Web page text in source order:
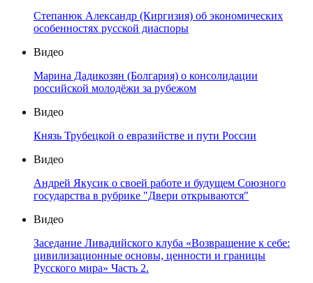
Степанюк Александр (Киргизия) об экономических
особенностях русской диаспоры
Видео
Марина Дадикозян (Болгария) о консолидации
российской молодёжи за рубежом
Видео
Князь Трубецкой о евразийстве и пути России
Видео
Андрей Якусик о своей работе и будущем Союзного
государства в рубрике "Двери открываются"
Видео
Заседание Ливадийского клуба «Возвращение к себе:
цивилизационные основы, ценности и границы
Русского мира» Часть 2.